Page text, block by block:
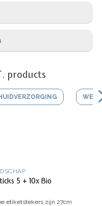
products
5 + 10x Bio
etiketstekers zijn 27cm